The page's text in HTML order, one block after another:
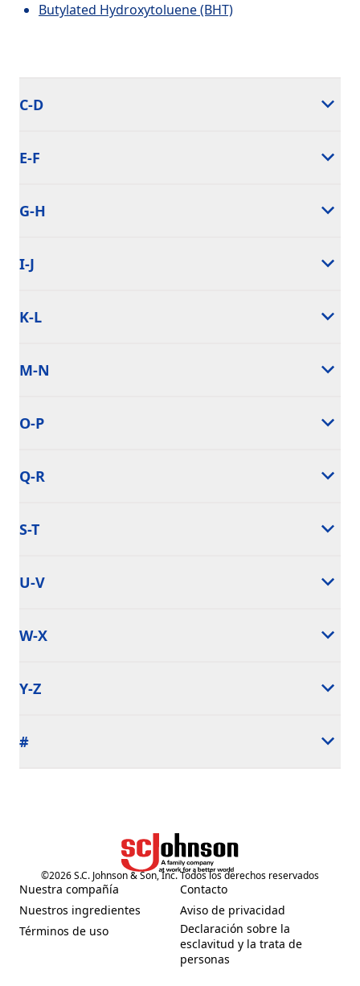
Butylated Hydroxytoluene (BHT)
C-D
E-F
G-H
I-J
K-L
M-N
O-P
Q-R
S-T
U-V
W-X
Y-Z
#
©2026S.C. Johnson & Son, Inc. Todos los derechos reservados
Nuestra compañía
(Opens in a new tab)
Nuestros ingredientes
(Opens in a new tab)
Términos de uso
(Opens in a new tab)
Contacto
(Opens in a new tab)
Aviso de privacidad
(Opens in a new tab)
Declaración sobre la
esclavitud y la trata de
personas
(Opens in a new tab)